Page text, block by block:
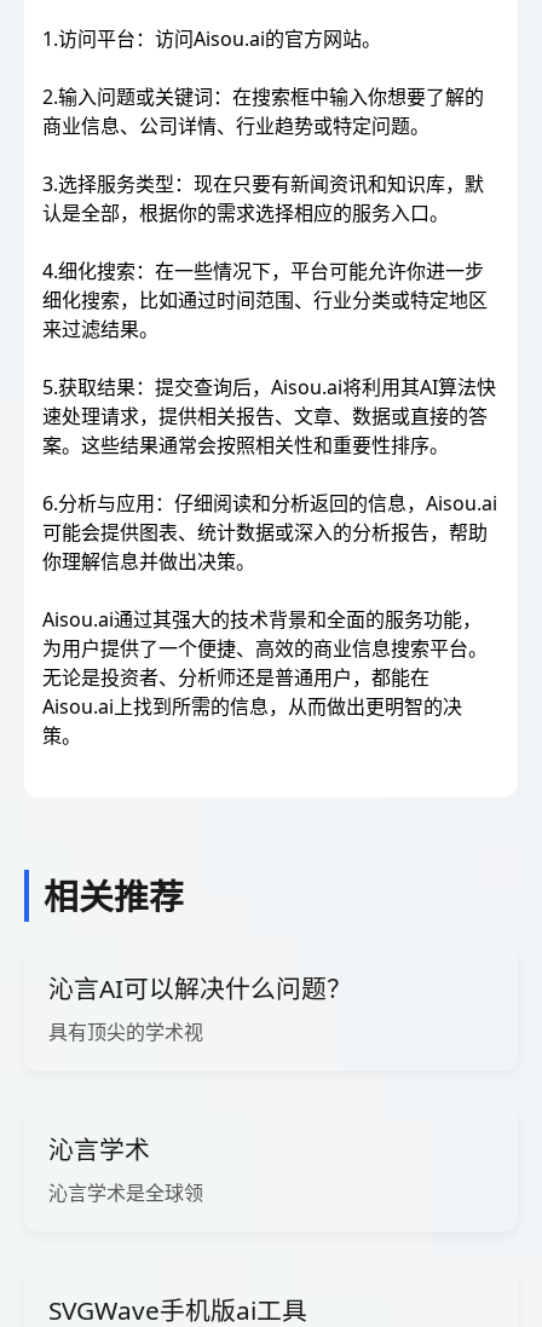
1.访问平台：访问Aisou.ai的官方网站。
2.输入问题或关键词：在搜索框中输入你想要了解的
商业信息、公司详情、行业趋势或特定问题。
3.选择服务类型：现在只要有新闻资讯和知识库，默
认是全部，根据你的需求选择相应的服务入口。
4.细化搜索：在一些情况下，平台可能允许你进一步
细化搜索，比如通过时间范围、行业分类或特定地区
来过滤结果。
5.获取结果：提交查询后，Aisou.ai将利用其AI算法快
速处理请求，提供相关报告、文章、数据或直接的答
案。这些结果通常会按照相关性和重要性排序。
6.分析与应用：仔细阅读和分析返回的信息，Aisou.ai
可能会提供图表、统计数据或深入的分析报告，帮助
你理解信息并做出决策。
Aisou.ai通过其强大的技术背景和全面的服务功能，
为用户提供了一个便捷、高效的商业信息搜索平台。
无论是投资者、分析师还是普通用户，都能在
Aisou.ai上找到所需的信息，从而做出更明智的决
策。
相关推荐
沁言AI可以解决什么问题？
具有顶尖的学术视
沁言学术
沁言学术是全球领
SVGWave手机版ai工具